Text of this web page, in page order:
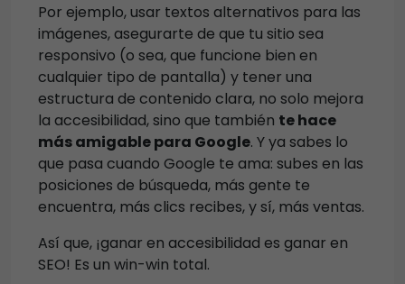
Por ejemplo, usar textos alternativos para las
imágenes, asegurarte de que tu sitio sea
responsivo (o sea, que funcione bien en
cualquier tipo de pantalla) y tener una
estructura de contenido clara, no solo mejora
la accesibilidad, sino que también te hace
más amigable para Google. Y ya sabes lo
que pasa cuando Google te ama: subes en las
posiciones de búsqueda, más gente te
encuentra, más clics recibes, y sí, más ventas.
Así que, ¡ganar en accesibilidad es ganar en
SEO! Es un win-win total.